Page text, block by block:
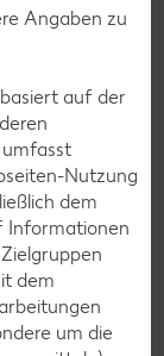
wöchentlich
Angeboten
Threema
Angaben zu
auf der
Nutzung
dem
Informationen
dem
um die